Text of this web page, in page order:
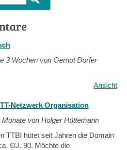
3 Wochen von Gernot Dorfer
Ansicht
Netzwerk Organisation
Monate von Holger Hüttemann
TTBI hütet seit Jahren die Domain
€/J. 90. Möchte die